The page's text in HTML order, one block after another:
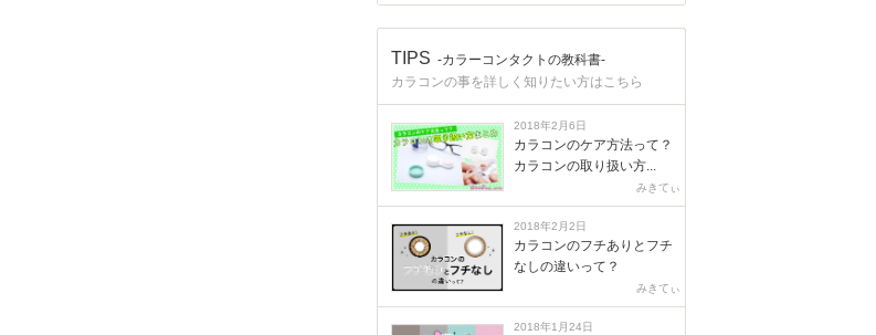
TIPS -カラーコンタクトの教科書-
カラコンの事を詳しく知りたい方はこちら
2018年2月6日
カラコンのケア方法って？
カラコンの取り扱い方...
みきてぃ
2018年2月2日
カラコンのフチありとフチ
なしの違いって？
みきてぃ
2018年1月24日